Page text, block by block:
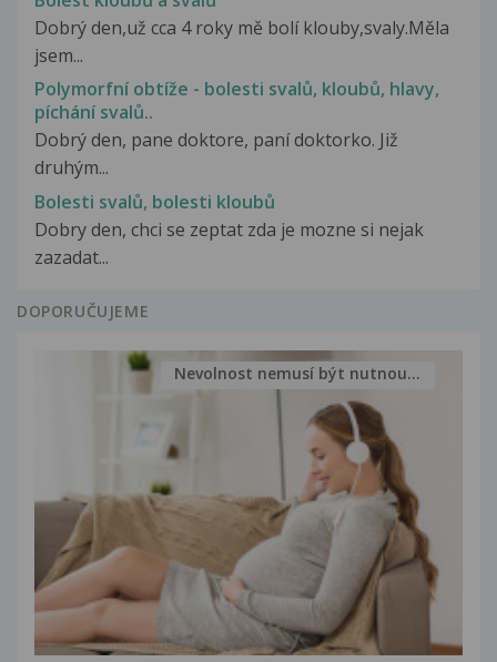
Dobrý den,už cca 4 roky mě bolí klouby,svaly.Měla
jsem...
Polymorfní obtíže - bolesti svalů, kloubů, hlavy,
píchání svalů..
Dobrý den, pane doktore, paní doktorko. Již
druhým...
Bolesti svalů, bolesti kloubů
Dobry den, chci se zeptat zda je mozne si nejak
zazadat...
DOPORUČUJEME
Nevolnost nemusí být nutnou...